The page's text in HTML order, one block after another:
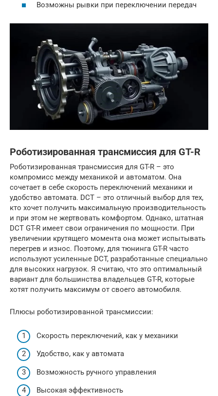
Возможны рывки при переключении передач
Роботизированная трансмиссия для GT-R
Роботизированная трансмиссия для GT-R – это
компромисс между механикой и автоматом. Она
сочетает в себе скорость переключений механики и
удобство автомата. DCT – это отличный выбор для тех,
кто хочет получить максимальную производительность
и при этом не жертвовать комфортом. Однако, штатная
DCT GT-R имеет свои ограничения по мощности. При
увеличении крутящего момента она может испытывать
перегрев и износ. Поэтому, для тюнинга GT-R часто
используют усиленные DCT, разработанные специально
для высоких нагрузок. Я считаю, что это оптимальный
вариант для большинства владельцев GT-R, которые
хотят получить максимум от своего автомобиля.
Плюсы роботизированной трансмиссии:
Скорость переключений, как у механики
Удобство, как у автомата
Возможность ручного управления
Высокая эффективность